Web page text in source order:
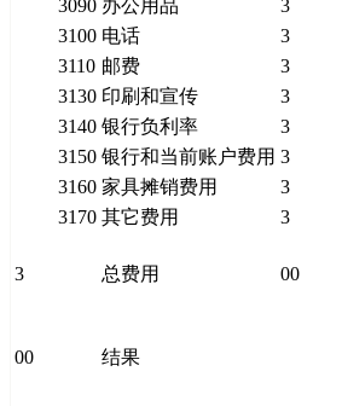
3090 办公用品
3
3100 电话
3
3110 邮费
3
3130 印刷和宣传
3
3140 银行负利率
3
3150 银行和当前账户费用 3
3160 家具摊销费用
3
3170 其它费用 3
3 总费用 00
00 结果